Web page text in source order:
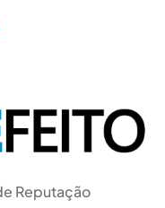
Reputação